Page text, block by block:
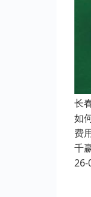
长
如
费
千
26-